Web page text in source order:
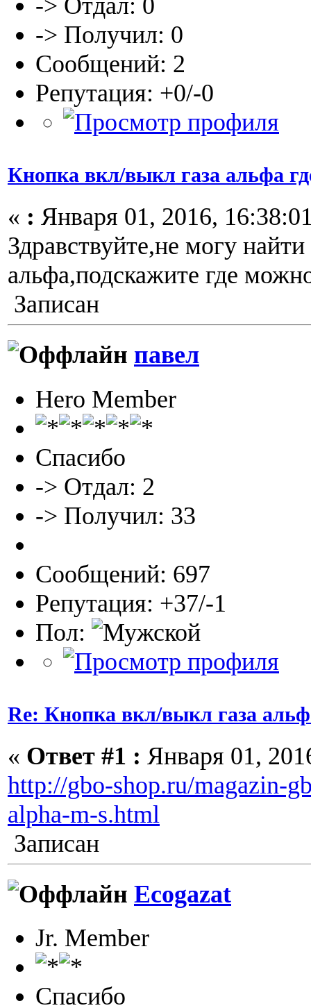
-> Получил: 0
Сообщений: 2
Репутация: +0/-0
Кнопка вкл/выкл газа альфа
« : Января 01, 2016,
Здравствуйте,не могу
альфа,подскажите где
Записан
павел
Hero Member
Спасибо
-> Отдал: 2
-> Получил: 33
Сообщений: 697
Репутация: +37/-1
Пол:
Re: Кнопка вкл/выкл газа
« Ответ #1 : Января 01,
http://gbo-shop.ru/magazin-
alpha-m-s.html
Записан
Ecogazat
Jr. Member
Спасибо